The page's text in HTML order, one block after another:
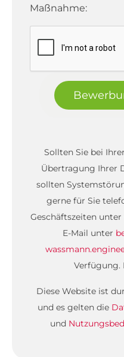
Maßnahme:
Sollten Sie bei
Übertragung Ihrer
sollten
gerne für Sie
Geschäftszeiten unter
E-Mail unter
Verfügung.
Diese Website ist
und es gelten die
und